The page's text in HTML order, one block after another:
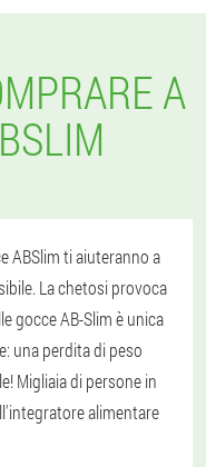
A
ABSlim ti aiuteranno a
La chetosi provoca
gocce AB-Slim è unica
una perdita di peso
Migliaia di persone in
alimentare